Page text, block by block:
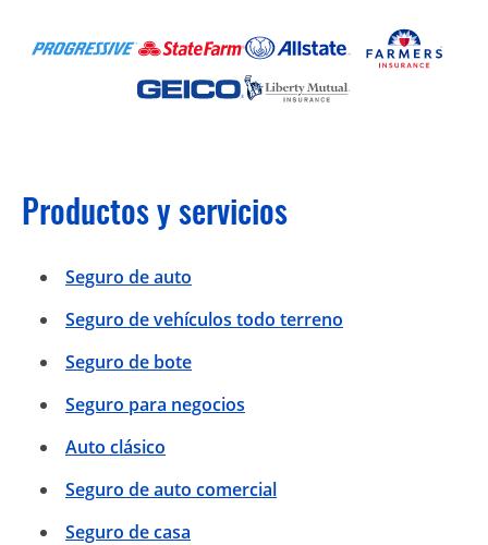
Productos y servicios
Seguro de auto
Seguro de vehículos todo terreno
Seguro de bote
Seguro para negocios
Auto clásico
Seguro de auto comercial
Seguro de casa